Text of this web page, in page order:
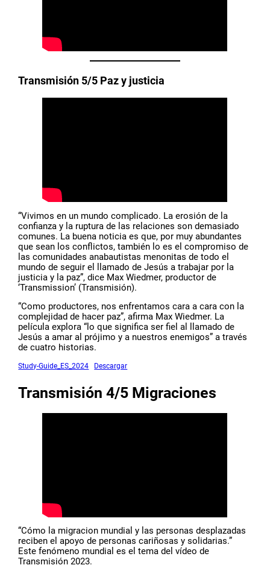
Transmisión 5/5 Paz y justicia
“Vivimos en un mundo complicado. La erosión de la
confianza y la ruptura de las relaciones son demasiado
comunes. La buena noticia es que, por muy abundantes
que sean los conflictos, también lo es el compromiso de
las comunidades anabautistas menonitas de todo el
mundo de seguir el llamado de Jesús a trabajar por la
justicia y la paz”, dice Max Wiedmer, productor de
‘Transmission’ (Transmisión).
“Como productores, nos enfrentamos cara a cara con la
complejidad de hacer paz”, afirma Max Wiedmer. La
película explora “lo que significa ser fiel al llamado de
Jesús a amar al prójimo y a nuestros enemigos” a través
de cuatro historias.
Study-Guide_ES_2024 Descargar
Transmisión 4/5 Migraciones
“Cómo la migracion mundial y las personas desplazadas
reciben el apoyo de personas cariñosas y solidarias.”
Este fenómeno mundial es el tema del vídeo de
Transmisión 2023.